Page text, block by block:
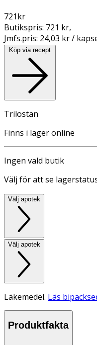
721kr
Butikspris: 721 kr,
Jmfs.pris: 24,03 kr /
Köp via recept
Trilostan
Finns i lager online
Ingen vald butik
Välj för att se
Välj apotek
Välj apotek
Läkemedel. Läs
Produktfakta